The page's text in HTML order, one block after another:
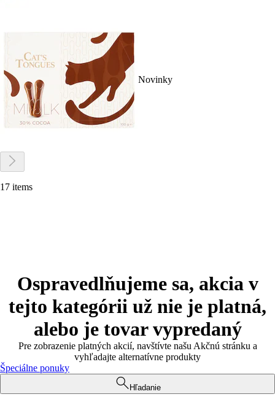
Novinky
17 items
Ospravedlňujeme sa, akcia v
tejto kategórii už nie je platná,
alebo je tovar vypredaný
Pre zobrazenie platných akcií, navštívte našu Akčnú stránku a
vyhľadajte alternatívne produkty
Špeciálne ponuky
Hľadanie